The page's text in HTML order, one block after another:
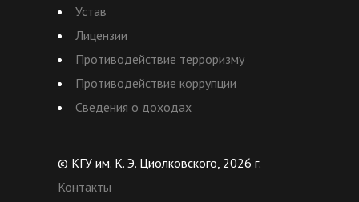
Устав
Лицензии
Противодействие терроризму
Противодействие коррупции
Сведения о доходах
© КГУ им. К. Э. Циолковского, 2026 г.
Контакты